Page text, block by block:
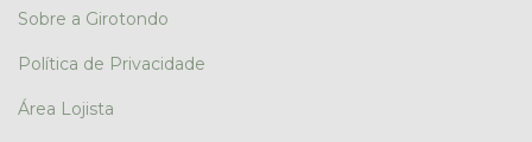
Sobre a Girotondo
Política de Privacidade
Área Lojista